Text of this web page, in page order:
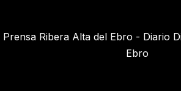
Prensa Ribera Alta del Ebro - Diario
Ebro